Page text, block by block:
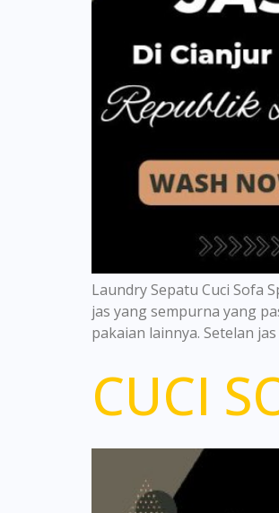
Laundry Sepatu Cuci Sofa
jas yang sempurna yang
pakaian lainnya. Setelan
CUCI